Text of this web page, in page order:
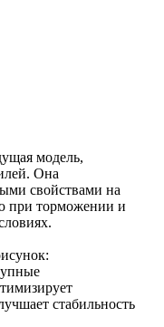
модель,
Она
свойствами на
при торможении и
стабильность